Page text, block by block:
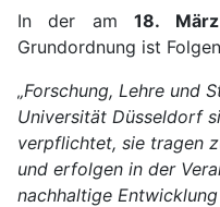
In der am18.
Grundordnung ist
„Forschung, Lehre und
Universität Düsseldorf
verpflichtet, sie tragen
und erfolgen in der
nachhaltige